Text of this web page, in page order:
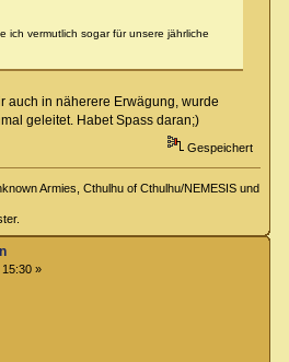
ich vermutlich sogar für unsere jährliche
auch in näherere Erwägung, wurde
geleitet. Habet Spass daran;)
Gespeichert
Armies, Cthulhu of Cthulhu/NEMESIS und
»